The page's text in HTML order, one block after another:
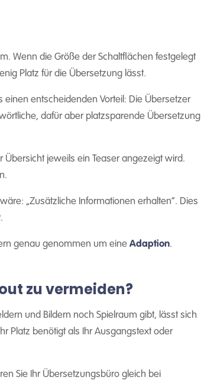
Wenn die Größe der Schaltflächen festgelegt
Platz für die Übersetzung lässt.
entscheidenden Vorteil: Die Übersetzer
dafür aber platzsparende Übersetzung
Übersicht jeweils ein Teaser angezeigt wird.
„Zusätzliche Informationen erhalten“. Dies
genau genommen um eine Adaption.
zu vermeiden?
und Bildern noch Spielraum gibt, lässt sich
Platz benötigt als Ihr Ausgangstext oder
Sie Ihr Übersetzungsbüro gleich bei